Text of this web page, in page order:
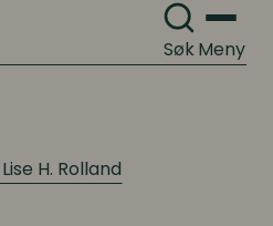
SøkMeny
H. Rolland